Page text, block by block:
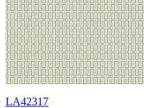
LA42317